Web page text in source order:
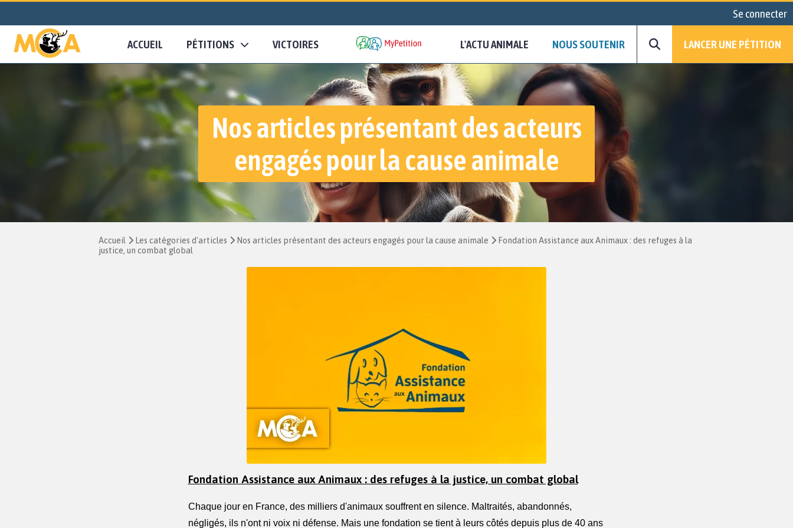
Se connecter
ACCUEIL PÉTITIONS VICTOIRES L'ACTU ANIMALE NOUS SOUTENIR LANCER UNE PÉTITION
Nos articles présentant des acteurs
engagés pour la cause animale
Accueil Les catégories d'articles Nos articles présentant des acteurs engagés pour la cause animale
Fondation Assistance aux Animaux : des refuges à la
justice, un combat global
Fondation Assistance aux Animaux : des refuges à la justice, un combat global
Chaque jour en France, des milliers d'animaux souffrent en silence. Maltraités, abandonnés,
négligés, ils n'ont ni voix ni défense. Mais une fondation se tient à leurs côtés depuis plus de 40 ans